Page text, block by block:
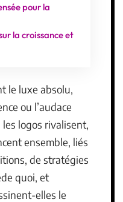
pour la
la croissance et
le luxe absolu,
ou l’audace
logos rivalisent,
ensemble, liés
de stratégies
quoi, et
elles le